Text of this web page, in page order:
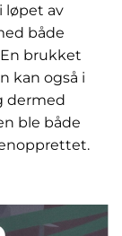
løpet av
både
brukket
kan også i
dermed
ble både